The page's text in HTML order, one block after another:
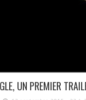
UN PREMIER